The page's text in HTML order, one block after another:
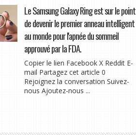
Le Samsung Galaxy Ring est sur le point
de devenir le premier anneau intelligent
au monde pour l'apnée du sommeil
approuvé par la FDA.
Copier le lien Facebook X Reddit E-
mail Partagez cet article 0
Rejoignez la conversation Suivez-
nous Ajoutez-nous ...